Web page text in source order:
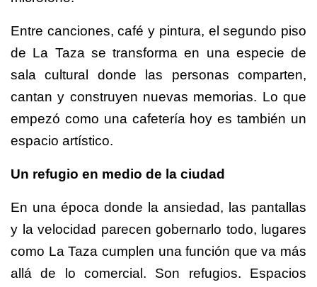
Entre canciones, café y pintura, el segundo piso
de La Taza se transforma en una especie de
sala cultural donde las personas comparten,
cantan y construyen nuevas memorias. Lo que
empezó como una cafetería hoy es también un
espacio artístico.
Un refugio en medio de la ciudad
En una época donde la ansiedad, las pantallas
y la velocidad parecen gobernarlo todo, lugares
como La Taza cumplen una función que va más
allá de lo comercial. Son refugios. Espacios